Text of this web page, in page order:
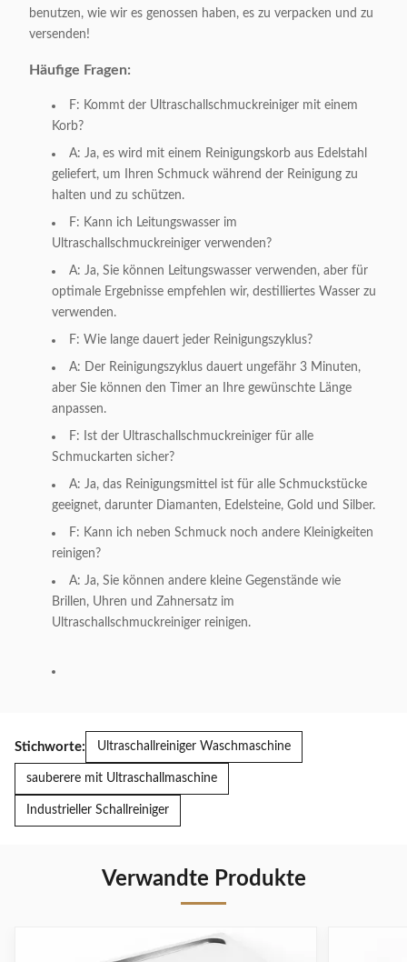
benutzen, wie wir es genossen haben, es zu verpacken und zu
versenden!
Häufige Fragen:
F: Kommt der Ultraschallschmuckreiniger mit einem
Korb?
A: Ja, es wird mit einem Reinigungskorb aus Edelstahl
geliefert, um Ihren Schmuck während der Reinigung zu
halten und zu schützen.
F: Kann ich Leitungswasser im
Ultraschallschmuckreiniger verwenden?
A: Ja, Sie können Leitungswasser verwenden, aber für
optimale Ergebnisse empfehlen wir, destilliertes Wasser zu
verwenden.
F: Wie lange dauert jeder Reinigungszyklus?
A: Der Reinigungszyklus dauert ungefähr 3 Minuten,
aber Sie können den Timer an Ihre gewünschte Länge
anpassen.
F: Ist der Ultraschallschmuckreiniger für alle
Schmuckarten sicher?
A: Ja, das Reinigungsmittel ist für alle Schmuckstücke
geeignet, darunter Diamanten, Edelsteine, Gold und Silber.
F: Kann ich neben Schmuck noch andere Kleinigkeiten
reinigen?
A: Ja, Sie können andere kleine Gegenstände wie
Brillen, Uhren und Zahnersatz im
Ultraschallschmuckreiniger reinigen.
Stichworte: Ultraschallreiniger Waschmaschine
sauberere mit Ultraschallmaschine
Industrieller Schallreiniger
Verwandte Produkte